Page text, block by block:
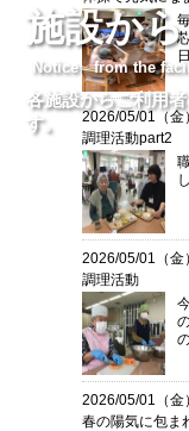
施設か
Notice from the
各施設からご利用
す。
2026/05/01（金）
調理活動part2
2026/05/01（金）
調理活動
2026/05/01（金）
春の陽気に包ま